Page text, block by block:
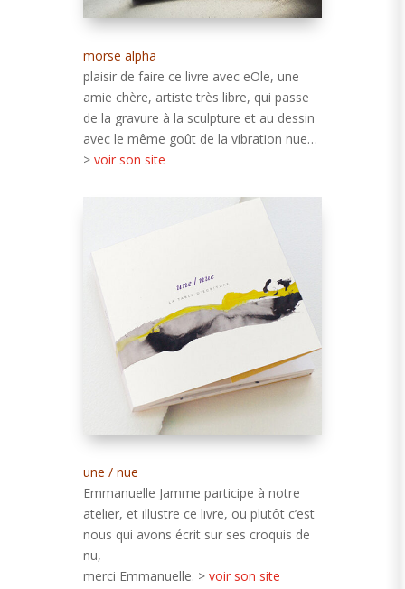
morse alpha
plaisir de faire ce livre avec eOle, une
amie chère, artiste très libre, qui passe
de la gravure à la sculpture et au dessin
avec le même goût de la vibration nue…
> voir son site
une / nue
Emmanuelle Jamme participe à notre
atelier, et illustre ce livre, ou plutôt c’est
nous qui avons écrit sur ses croquis de
nu,
merci Emmanuelle. > voir son site